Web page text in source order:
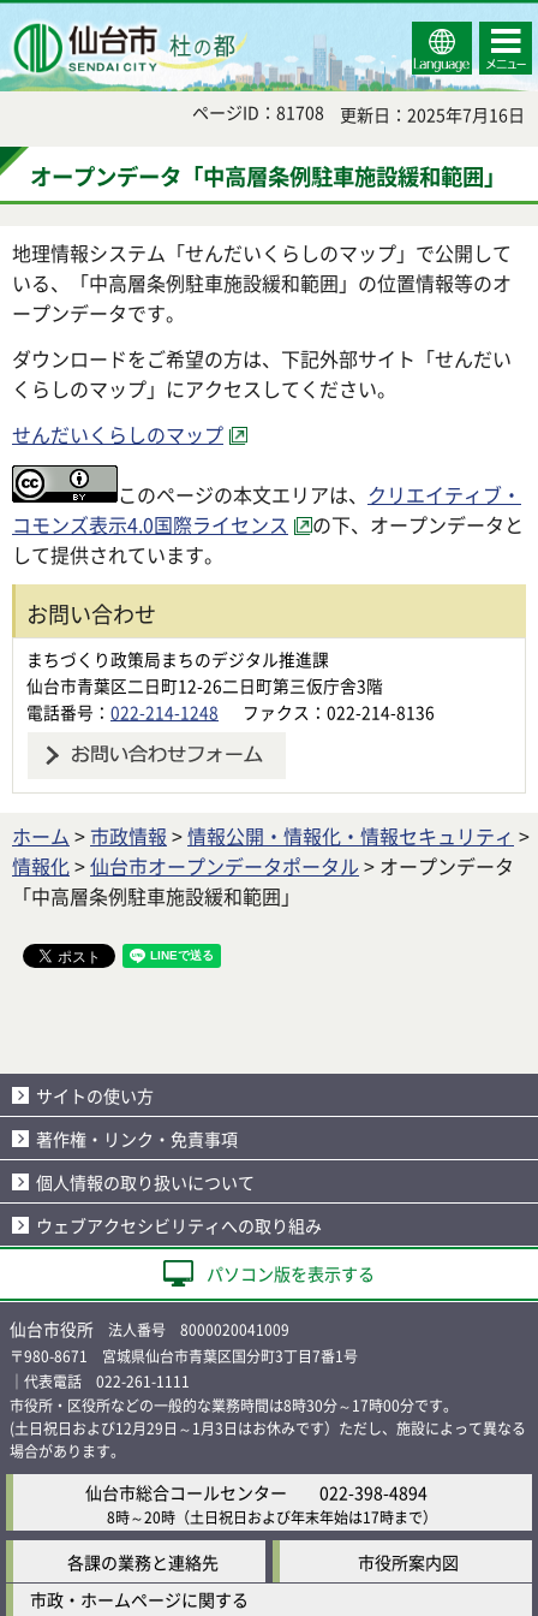
Select
Language
コンテ
ンツメ
ニュー
ページID：81708 更新日：2025年7月16日
オープンデータ「中高層条例駐車施設緩和範囲」
地理情報システム「せんだいくらしのマップ」で公開して
いる、「中高層条例駐車施設緩和範囲」の位置情報等のオ
ープンデータです。
ダウンロードをご希望の方は、下記外部サイト「せんだい
くらしのマップ」にアクセスしてください。
せんだいくらしのマップ
このページの本文エリアは、 クリエイティブ・
コモンズ表示4.0国際ライセンス
の下、オープンデータと
して提供されています。
お問い合わせ
まちづくり政策局まちのデジタル推進課
仙台市青葉区二日町12-26二日町第三仮庁舎3階
電話番号： 022-214-1248 ファクス：022-214-8136
ホーム >市政情報 >情報公開・情報化・情報セキュリティ >
情報化>仙台市オープンデータポータル > オープンデータ
「中高層条例駐車施設緩和範囲」
サイトの使い方
著作権・リンク・免責事項
個人情報の取り扱いについて
ウェブアクセシビリティへの取り組み
パソコン版を表示する
仙台市役所 法人番号 8000020041009
〒980-8671 宮城県仙台市青葉区国分町3丁目7番1号
｜代表電話 022-261-1111
市役所・区役所などの一般的な業務時間は8時30分～17時00分です。
(土日祝日および12月29日～1月3日はお休みです）ただし、施設によって異なる
場合があります。
仙台市総合コールセンター 022-398-4894
8時～20時 （土日祝日および年末年始は17時まで）
各課の業務と連絡先
市役所案内図
市政・ホームページに関する